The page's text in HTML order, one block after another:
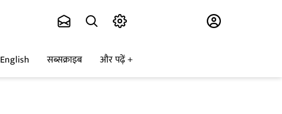
English सब्सक्राइब और पढ़ें